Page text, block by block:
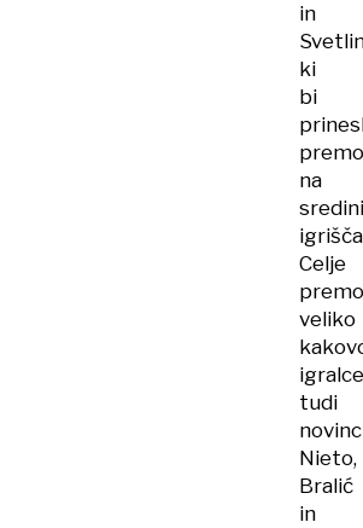
in
ki
bi
na
sredini
Celje
veliko
tudi
Nieto,
Bralić
in